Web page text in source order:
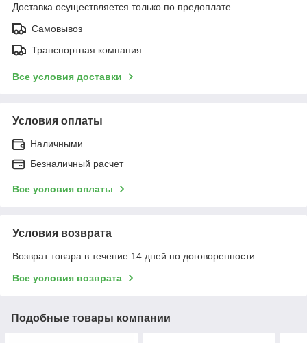
Доставка осуществляется только по предоплате.
Самовывоз
Транспортная компания
Все условия доставки
Условия оплаты
Наличными
Безналичный расчет
Все условия оплаты
Условия возврата
Возврат товара в течение 14 дней по договоренности
Все условия возврата
Подобные товары компании